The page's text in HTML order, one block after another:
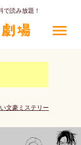
読み放題！
menu
文豪ミステリー